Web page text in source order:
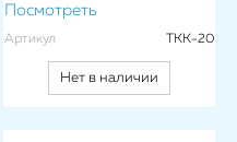
Посмотреть
Артикул ТКК-20
Нет в наличии